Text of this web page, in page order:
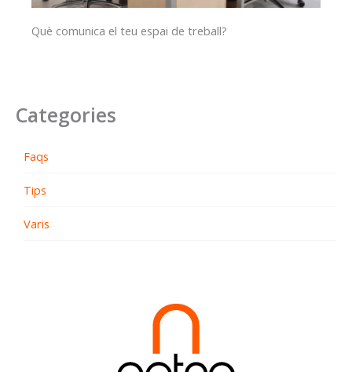
Què comunica el teu espai de treball?
Categories
Faqs
Tips
Varis